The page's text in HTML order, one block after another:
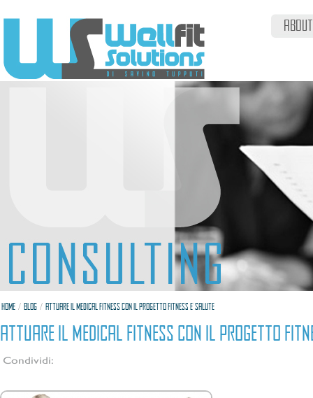
ABOUT
HOME / BLOG / ATTUARE IL MEDICAL FITNESS CON IL PROGETTO FITNESS E' SALUTE
ATTUARE IL MEDICAL FITNESS CON IL PROGETTO
Condividi: